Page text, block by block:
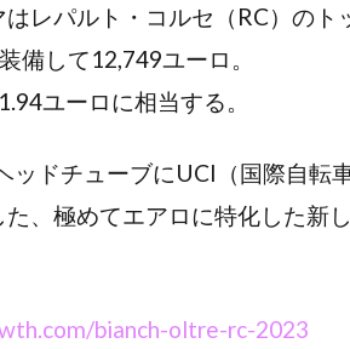
レパルト・コルセ（RC）のト
備して12,749ユーロ。
ユーロに相当する。
ッドチューブにUCI（国際自転
、極めてエアロに特化した新
bianch-oltre-rc-2023